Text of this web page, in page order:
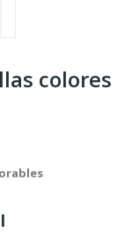
colores